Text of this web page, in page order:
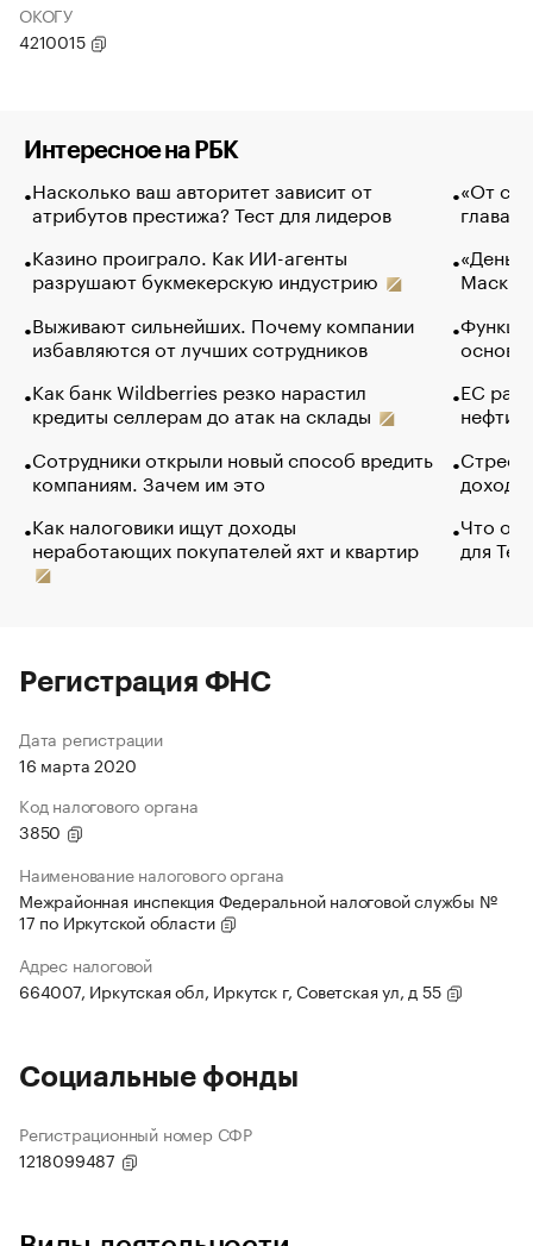
ОКОГУ
4210015
Интересное на РБК
Насколько ваш авторитет зависит от
атрибутов престижа? Тест для лидеров
Казино проиграло. Как ИИ-агенты
разрушают букмекерскую индустрию
Выживают сильнейших. Почему компании
избавляются от лучших сотрудников
Как банк Wildberries резко нарастил
кредиты селлерам до атак на склады
Сотрудники открыли новый способ вредить
компаниям. Зачем им это
Как налоговики ищут доходы
неработающих покупателей яхт и квартир
«От
глава
Маск в
основ
ЕС
нефти
Что
для
Регистрация ФНС
Дата регистрации
16 марта 2020
Код налогового органа
3850
Наименование налогового органа
Межрайонная инспекция Федеральной налоговой службы №
17 по Иркутской области
Адрес налоговой
664007, Иркутская обл, Иркутск г, Советская ул, д 55
Социальные фонды
Регистрационный номер СФР
1218099487